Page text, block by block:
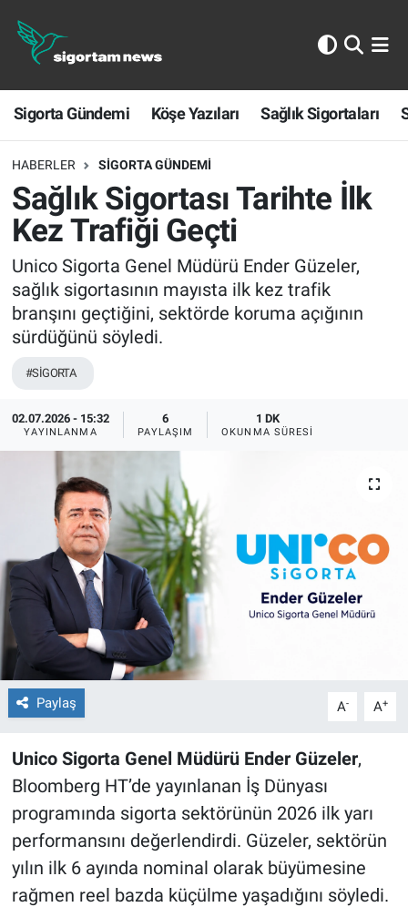
Sigorta Gündemi Köşe Yazıları Sağlık Sigortaları
HABERLER SIGORTA GÜNDEMI
Sağlık Sigortası Tarihte İlk
Kez Trafiği Geçti
Unico Sigorta Genel Müdürü Ender Güzeler,
sağlık sigortasının mayısta ilk kez trafik
branşını geçtiğini, sektörde koruma açığının
sürdüğünü söyledi.
#SİGORTA
02.07.2026 - 15:32
YAYINLANMA
6
PAYLAŞIM
1 DK
OKUNMA SÜRESI
Paylaş A- A+
Unico Sigorta Genel Müdürü Ender Güzeler,
Bloomberg HT’de yayınlanan İş Dünyası
programında sigorta sektörünün 2026 ilk yarı
performansını değerlendirdi. Güzeler, sektörün
yılın ilk 6 ayında nominal olarak büyümesine
rağmen reel bazda küçülme yaşadığını söyledi.
Sigorta Gündemi
Köşe Yazıları
Sağlık Sigortaları
Sporun Sigortası
Ekonomi